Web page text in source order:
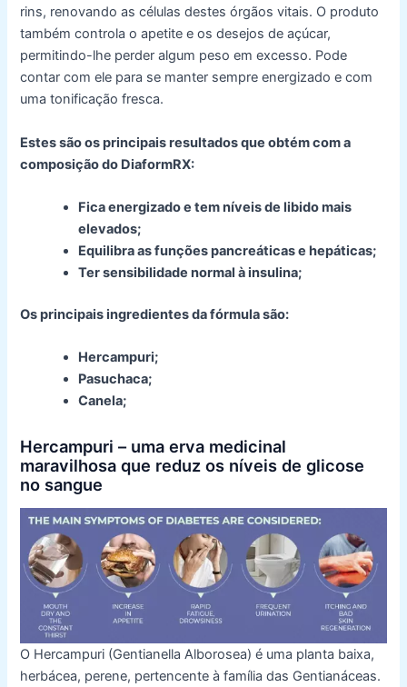
rins, renovando as células destes órgãos vitais. O produto
também controla o apetite e os desejos de açúcar,
permitindo-lhe perder algum peso em excesso. Pode
contar com ele para se manter sempre energizado e com
uma tonificação fresca.
Estes são os principais resultados que obtém com a
composição do DiaformRX:
Fica energizado e tem níveis de libido mais
elevados;
Equilibra as funções pancreáticas e hepáticas;
Ter sensibilidade normal à insulina;
Os principais ingredientes da fórmula são:
Hercampuri;
Pasuchaca;
Canela;
Hercampuri – uma erva medicinal
maravilhosa que reduz os níveis de glicose
no sangue
O Hercampuri (Gentianella Alborosea) é uma planta baixa,
herbácea, perene, pertencente à família das Gentianáceas.